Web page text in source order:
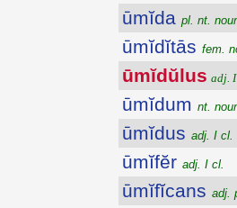
ūmĭda pl. nt.
ūmĭdĭtās fem.
ūmĭdŭlus adj.
ūmĭdum nt.
ūmĭdus adj. I cl.
ūmĭfĕr adj. I cl.
ūmĭfĭcans adj.